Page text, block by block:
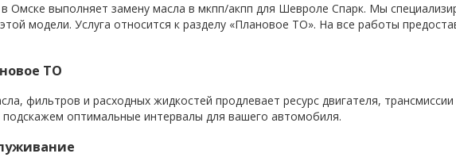
Омске выполняет замену масла в мкпп/акпп для Шевроле Спарк. Мы
модели. Услуга относится к разделу «Плановое ТО». На все работы
ТО
фильтров и расходных жидкостей продлевает ресурс двигателя,
оптимальные интервалы для вашего автомобиля.